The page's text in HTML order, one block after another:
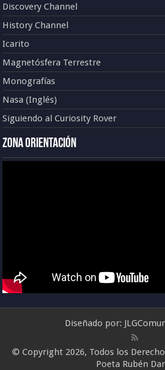
Discovery Channel
History Channel
Icarito
Magnetósfera Terrestre
Monografías
Nasa (Inglés)
Siguiendo al Curiosity Rover
Zona Orientación
Diseñado por:
© Copyright 2026, Todos los
Poeta Rubén